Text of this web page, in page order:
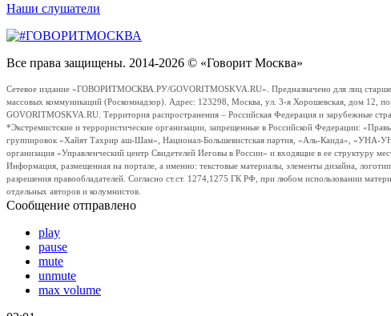
Наши слушатели
Все права защищены. 2014-2026 © «Говорит Москва»
Сетевое издание «ГОВОРИТМОСКВА.РУ/GOVORITMOSKVA.RU». Предназначено для лиц
массовых коммуникаций (Роскомнадзор). Адрес: 123298, Москва, ул. 3-я Хорошевская, дом 12,
GOVORITMOSKVA.RU. Территория распространения – Российская Федерация и зарубежные
*Экстремистские и террористические организации, запрещенные в Российской Федерации:
группировок «Хайят Тахрир аш-Шам», Национал-Большевистская партия, «Аль-Каида», «УНА-
организация «Управленческий центр Свидетелей Иеговы в России» и входящие в ее структуру
Информация, размещенная на портале, а именно: текстовые материалы, элементы дизайна,
разрешения правообладателей. Согласно ст.ст. 1274,1275 ГК РФ, при любом использовании
отдельных авторов и колумнистов.
Сообщение отправлено
play
pause
mute
unmute
max volume